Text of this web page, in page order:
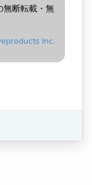
無断転載・無
Inc.